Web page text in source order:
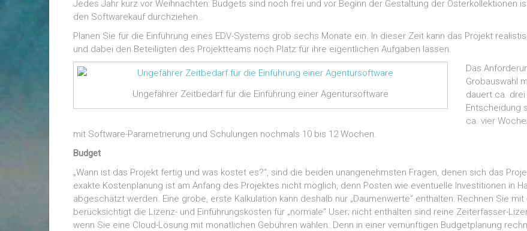
Jedes Jahr kurz vor Weihnachten: Budgets sind noch frei und vor Beginn der Gestaltung der Osterkollektionen
den Softwarekauf durchziehen…
Planen Sie für die Einführung eines EDV-Systems grob sechs Monate ein. In dieser Zeit kann das Projekt
und dabei den Beteiligten des Projektteams noch Platz für ihre eigentlichen Aufgaben lassen.
Ungefährer Zeitbedarf für die Einführung einer Agentursoftware
Das
Grobauswahl
dauert ca.
Entscheidung
ca. vier
mit Software-Parametrierung und Schulungen nochmals 10 bis 12 Wochen.
Budget
„Wann ist das Projekt fertig und was kostet es?“, sind die beiden unangenehmsten Fragen, denen sich das
exakte Kostenplanung ist am Anfang des Projektes nicht möglich, denn Posten wie eventuelle Investitionen in
abgeschätzt werden. Eine grobe, erste Kalkulation kann deshalb nur „Daumenwerte“ enthalten: Rechnen Sie
berücksichtigt die Lizenz- und Einführungskosten für „normale“ User; nicht enthalten sind reine Zeiterfasser-
wenn Sie eine Cloud-Lösung mit monatlichen Gebühren wählen. Denn in einer vernünftigen Budgetplanung